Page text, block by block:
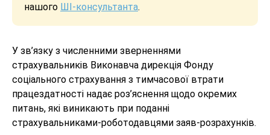
нашого ШІ-консультанта.
У зв’язку з численними зверненнями
страхувальників Виконавча дирекція Фонду
соціального страхування з тимчасової втрати
працездатності надає роз’яснення щодо окремих
питань, які виникають при поданні
страхувальниками-роботодавцями заяв-розрахунків.